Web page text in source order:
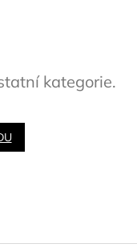
kategorie.